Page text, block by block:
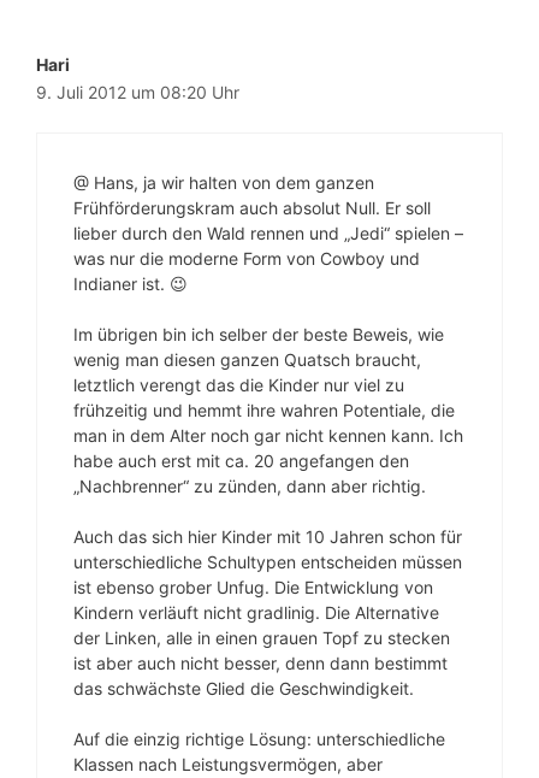
Hari
9. Juli 2012 um 08:20 Uhr
@ Hans, ja wir halten von dem ganzen
Frühförderungskram auch absolut Null. Er soll
lieber durch den Wald rennen und „Jedi“ spielen –
was nur die moderne Form von Cowboy und
Indianer ist. 😉
Im übrigen bin ich selber der beste Beweis, wie
wenig man diesen ganzen Quatsch braucht,
letztlich verengt das die Kinder nur viel zu
frühzeitig und hemmt ihre wahren Potentiale, die
man in dem Alter noch gar nicht kennen kann. Ich
habe auch erst mit ca. 20 angefangen den
„Nachbrenner“ zu zünden, dann aber richtig.
Auch das sich hier Kinder mit 10 Jahren schon für
unterschiedliche Schultypen entscheiden müssen
ist ebenso grober Unfug. Die Entwicklung von
Kindern verläuft nicht gradlinig. Die Alternative
der Linken, alle in einen grauen Topf zu stecken
ist aber auch nicht besser, denn dann bestimmt
das schwächste Glied die Geschwindigkeit.
Auf die einzig richtige Lösung: unterschiedliche
Klassen nach Leistungsvermögen, aber